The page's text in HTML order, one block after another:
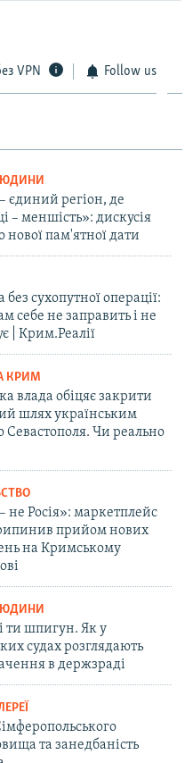
VPN Follow us
єдиний регіон, де
– меншість»: дискусія
нової пам'ятної дати
без сухопутної операції:
себе не заправить і не
| Крим.Реалії
КРИМ
влада обіцяє закрити
шлях українським
Севастополя. Чи реально
не Росія»: маркетплейс
прийом нових
на Кримському
ти шпигун. Як у
судах розглядають
в держзраді
та занедбаність